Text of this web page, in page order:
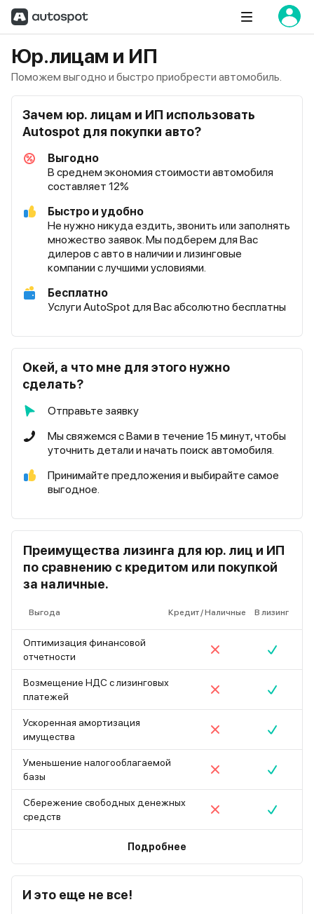
Юр.лицам и ИП
Поможем выгодно и быстро приобрести автомобиль.
Зачем юр. лицам и ИП использовать
Autospot для покупки авто?
Выгодно
В среднем экономия стоимости автомобиля
составляет 12%
Быстро и удобно
Не нужно никуда ездить, звонить или заполнять
множество заявок. Мы подберем для Вас
дилеров с авто в наличии и лизинговые
компании с лучшими условиями.
Бесплатно
Услуги AutoSpot для Вас абсолютно бесплатны
Окей, а что мне для этого нужно
сделать?
Отправьте заявку
Мы свяжемся с Вами в течение 15 минут, чтобы
уточнить детали и начать поиск автомобиля.
Принимайте предложения и выбирайте самое
выгодное.
Преимущества лизинга для юр. лиц и ИП
по сравнению с кредитом или покупкой
за наличные.
Выгода Кредит / Наличные В лизинг
Оптимизация финансовой
отчетности
Возмещение НДС с лизинговых
платежей
Ускоренная амортизация
имущества
Уменьшение налогооблагаемой
базы
Сбережение свободных денежных
средств
Подробнее
И это еще не все!